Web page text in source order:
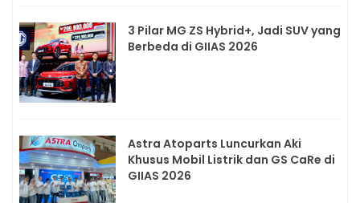
3 Pilar MG ZS Hybrid+, Jadi SUV yang
Berbeda di GIIAS 2026
Astra Atoparts Luncurkan Aki
Khusus Mobil Listrik dan GS CaRe di
GIIAS 2026